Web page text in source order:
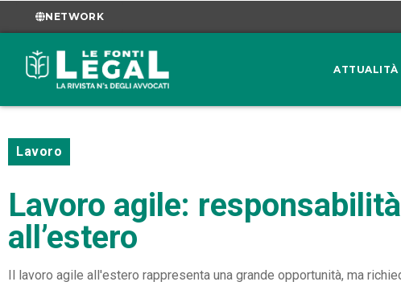
NETWORK
ATTUALITÀ
Lavoro
Lavoro agile:
all’estero
Il lavoro agile all'estero rappresenta una grande opportunità, ma